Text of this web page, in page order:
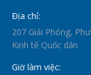
Địa chỉ:
207 Giải Phóng,
Kinh tế Quốc dân
Giờ làm việc: